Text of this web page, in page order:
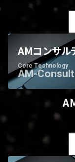
AMコンサル
Core Technology
AM-